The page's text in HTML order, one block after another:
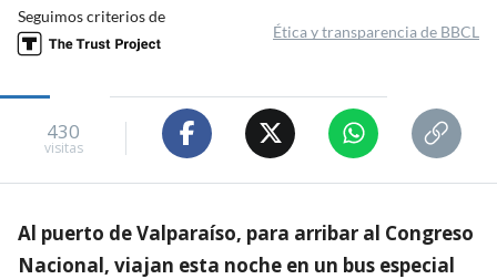
Seguimos criterios de
Ética y transparencia de BBCL
430
visitas
Al puerto de Valparaíso, para arribar al Congreso
Nacional, viajan esta noche en un bus especial